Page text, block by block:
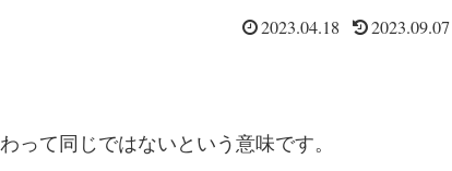
2023.04.18 2023.09.07
って同じではないという意味です。